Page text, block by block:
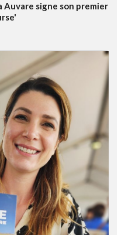
Auvare signe son premier